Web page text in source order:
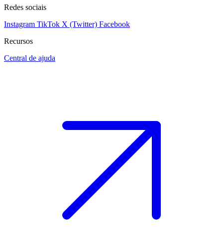
Redes sociais
Instagram TikTok X (Twitter) Facebook
Recursos
Central de ajuda